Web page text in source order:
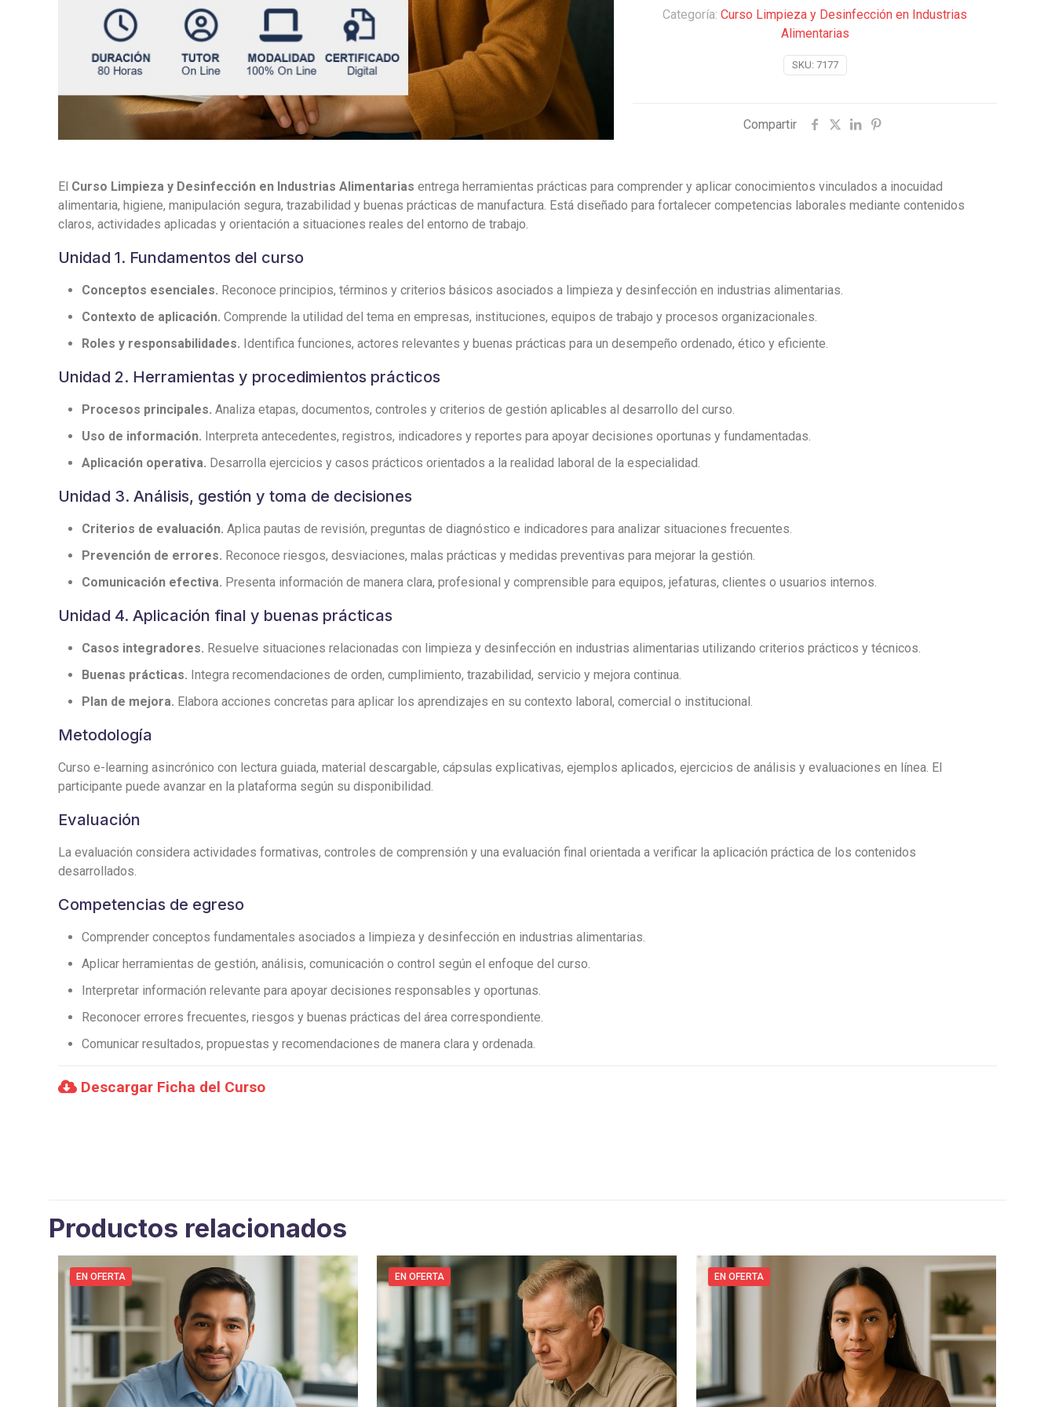
cantidad
SKU: 7177
Categoría: Curso Limpieza y Desinfección en Industrias
Alimentarias
Compartir
El Curso Limpieza y Desinfección en Industrias Alimentarias entrega herramientas prácticas para comprender y aplicar conocimientos vinculados a inocuidad
alimentaria, higiene, manipulación segura, trazabilidad y buenas prácticas de manufactura. Está diseñado para fortalecer competencias laborales mediante contenidos
claros, actividades aplicadas y orientación a situaciones reales del entorno de trabajo.
Unidad 1. Fundamentos del curso
Conceptos esenciales. Reconoce principios, términos y criterios básicos asociados a limpieza y desinfección en industrias alimentarias.
Contexto de aplicación. Comprende la utilidad del tema en empresas, instituciones, equipos de trabajo y procesos organizacionales.
Roles y responsabilidades. Identifica funciones, actores relevantes y buenas prácticas para un desempeño ordenado, ético y eficiente.
Unidad 2. Herramientas y procedimientos prácticos
Procesos principales. Analiza etapas, documentos, controles y criterios de gestión aplicables al desarrollo del curso.
Uso de información. Interpreta antecedentes, registros, indicadores y reportes para apoyar decisiones oportunas y fundamentadas.
Aplicación operativa. Desarrolla ejercicios y casos prácticos orientados a la realidad laboral de la especialidad.
Unidad 3. Análisis, gestión y toma de decisiones
Criterios de evaluación. Aplica pautas de revisión, preguntas de diagnóstico e indicadores para analizar situaciones frecuentes.
Prevención de errores. Reconoce riesgos, desviaciones, malas prácticas y medidas preventivas para mejorar la gestión.
Comunicación efectiva. Presenta información de manera clara, profesional y comprensible para equipos, jefaturas, clientes o usuarios internos.
Unidad 4. Aplicación final y buenas prácticas
Casos integradores. Resuelve situaciones relacionadas con limpieza y desinfección en industrias alimentarias utilizando criterios prácticos y técnicos.
Buenas prácticas. Integra recomendaciones de orden, cumplimiento, trazabilidad, servicio y mejora continua.
Plan de mejora. Elabora acciones concretas para aplicar los aprendizajes en su contexto laboral, comercial o institucional.
Metodología
Curso e-learning asincrónico con lectura guiada, material descargable, cápsulas explicativas, ejemplos aplicados, ejercicios de análisis y evaluaciones en línea. El
participante puede avanzar en la plataforma según su disponibilidad.
Evaluación
La evaluación considera actividades formativas, controles de comprensión y una evaluación final orientada a verificar la aplicación práctica de los contenidos
desarrollados.
Competencias de egreso
Comprender conceptos fundamentales asociados a limpieza y desinfección en industrias alimentarias.
Aplicar herramientas de gestión, análisis, comunicación o control según el enfoque del curso.
Interpretar información relevante para apoyar decisiones responsables y oportunas.
Reconocer errores frecuentes, riesgos y buenas prácticas del área correspondiente.
Comunicar resultados, propuestas y recomendaciones de manera clara y ordenada.
Descargar Ficha del Curso
Productos relacionados
EN OFERTA EN OFERTA EN OFERTA